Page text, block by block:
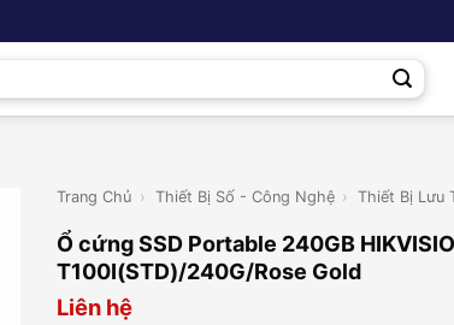
Trang Chủ › Thiết Bị Số - Công Nghệ › Thiết Bị Lưu
Ổ cứng SSD Portable 240GB
T100I(STD)/240G/Rose Gold
Liên hệ